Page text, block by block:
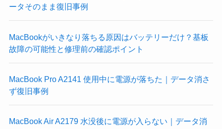
ータそのまま復旧事例
MacBookがいきなり落ちる原因はバッテリーだけ？基板
故障の可能性と修理前の確認ポイント
MacBook Pro A2141 使用中に電源が落ちた｜データ消さ
ず復旧事例
MacBook Air A2179 水没後に電源が入らない｜データ消